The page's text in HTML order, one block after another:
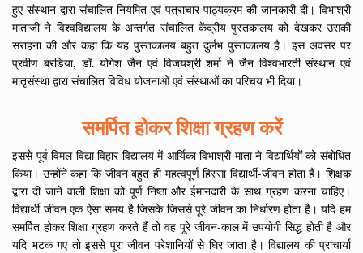
हुए संस्थान द्वारा संचालित नियमित एवं पत्राचार पाठ्यक्रम की जानकारी दी। विभाश्री
माताजी ने विश्वविद्यालय के अन्तर्गत संचालित केंद्रीय पुस्तकालय को देखकर उसकी
सराहना की और कहा कि यह पुस्तकालय बहुत दुर्लभ पुस्तकालय है। इस अवसर पर
प्रवीण बरडिया, डॉ. योगेश जैन एवं विजयश्री शर्मा ने जैन विश्वभारती संस्थान एवं
मातृसंस्था द्वारा संचालित विविध योजनाओं एवं संस्थाओं का परिचय भी दिया।
समर्पित होकर शिक्षा ग्रहण करें
इससे पूर्व विमल विद्या विहार विद्यालय में आर्यिका विभाश्री माता ने विद्यार्थियों को संबोधित
किया। उन्होंने कहा कि जीवन बहुत ही महत्वपूर्ण हिस्सा विद्यार्थी-जीवन होता है। शिक्षक
द्वारा दी जाने वाली शिक्षा को पूर्ण निष्ठा और ईमानदारी के साथ ग्रहण करना चाहिए।
विद्यार्थी जीवन एक ऐसा समय है जिसके जिससे पूरे जीवन का निर्धारण होता है। यदि हम
समर्पित होकर शिक्षा ग्रहण करते हैं तो वह पूरे जीवन-काल में उपयोगी सिद्ध होती है और
यदि भटक गए तो इससे पूरा जीवन परेशानियों से घिर जाता है। विद्यालय की प्राचार्या